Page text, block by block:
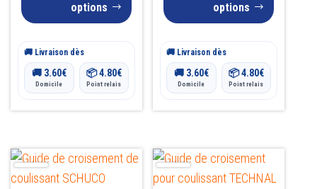
options
page
produit
🚚 Livraison dès
🚚 3.60€
Domicile
📦4.80€
Point relais
options
page
produit
🚚 Livraison dès
🚚 3.60€
Domicile
📦4.80€
Point relais
Ce
produit
Ce
produit